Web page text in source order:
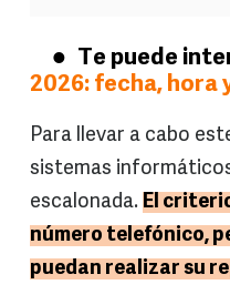
Te puede
2026: fecha, hora
Para llevar a cabo
sistemas
escalonada. El
número telefónico,
puedan realizar su